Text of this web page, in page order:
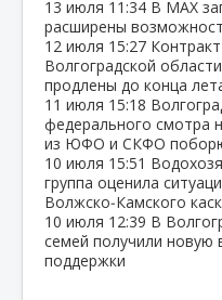
13 июля 11:34 В МАХ
расширены
12 июля 15:27
Волгоградской
продлены до конца
11 июля 15:18
федерального смотра
из ЮФО и СКФО
10 июля 15:51
группа оценила
Волжско‑Камского
10 июля 12:39 В
семей получили новую
поддержки